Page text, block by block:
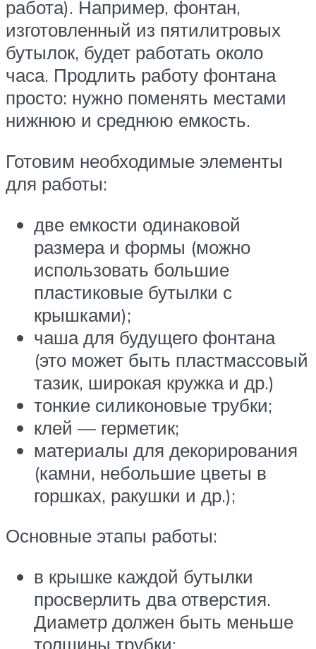
работа). Например, фонтан,
изготовленный из пятилитровых
бутылок, будет работать около
часа. Продлить работу фонтана
просто: нужно поменять местами
нижнюю и среднюю емкость.
Готовим необходимые элементы
для работы:
две емкости одинаковой
размера и формы (можно
использовать большие
пластиковые бутылки с
крышками);
чаша для будущего фонтана
(это может быть пластмассовый
тазик, широкая кружка и др.)
тонкие силиконовые трубки;
клей — герметик;
материалы для декорирования
(камни, небольшие цветы в
горшках, ракушки и др.);
Основные этапы работы:
в крышке каждой бутылки
просверлить два отверстия.
Диаметр должен быть меньше
толщины трубки;